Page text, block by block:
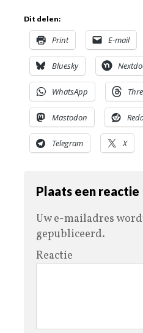
Dit delen:
Print E-mail
Bluesky
WhatsApp
Mastodon
Telegram X
Plaats een reactie
Uw e-mailadres
gepubliceerd.
Reactie